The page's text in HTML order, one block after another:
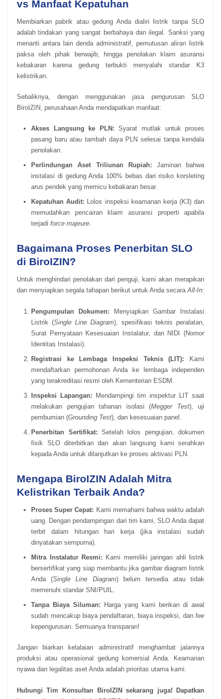
vs Manfaat Kepatuhan
Membiarkan pabrik atau gedung Anda dialiri listrik tanpa SLO
adalah tindakan yang sangat berbahaya dan ilegal. Sanksi yang
menanti antara lain denda administratif, pemutusan aliran listrik
paksa oleh pihak berwajib, hingga penolakan klaim asuransi
kebakaran karena gedung terbukti menyalahi standar K3
kelistrikan.
Sebaliknya, dengan menggunakan jasa pengurusan SLO
BiroIZIN, perusahaan Anda mendapatkan manfaat:
Akses Langsung ke PLN: Syarat mutlak untuk proses
pasang baru atau tambah daya PLN selesai tanpa kendala
penolakan.
Perlindungan Aset Triliunan Rupiah: Jaminan bahwa
instalasi di gedung Anda 100% bebas dari risiko korsleting
arus pendek yang memicu kebakaran besar.
Kepatuhan Audit: Lolos inspeksi keamanan kerja (K3) dan
memudahkan pencairan klaim asuransi properti apabila
terjadiforce majeure.
Bagaimana Proses Penerbitan SLO
di BiroIZIN?
Untuk menghindari penolakan dari penguji, kami akan merapikan
dan menyiapkan segala tahapan berikut untuk Anda secaraAll-In:
Pengumpulan Dokumen: Menyiapkan Gambar Instalasi
Listrik (Single Line Diagram), spesifikasi teknis peralatan,
Surat Pernyataan Kesesuaian Instalatur, dan NIDI (Nomor
Identitas Instalasi).
Registrasi ke Lembaga Inspeksi Teknis (LIT): Kami
mendaftarkan permohonan Anda ke lembaga independen
yang terakreditasi resmi oleh Kementerian ESDM.
Inspeksi Lapangan: Mendampingi tim inspektur LIT saat
melakukan pengujian tahanan isolasi (Megger Test), uji
pembumian (Grounding Test), dan kesesuaian panel.
Penerbitan Sertifikat: Setelah lolos pengujian, dokumen
fisik SLO diterbitkan dan akan langsung kami serahkan
kepada Anda untuk dilanjutkan ke proses aktivasi PLN.
Mengapa BiroIZIN Adalah Mitra
Kelistrikan Terbaik Anda?
Proses Super Cepat: Kami memahami bahwa waktu adalah
uang. Dengan pendampingan dari tim kami, SLO Anda dapat
terbit dalam hitungan hari kerja (jika instalasi sudah
dinyatakan sempurna).
Mitra Instalatur Resmi: Kami memiliki jaringan ahli listrik
bersertifikat yang siap membantu jika gambar diagram listrik
Anda (Single Line Diagram) belum tersedia atau tidak
memenuhi standar SNI/PUIL.
Tanpa Biaya Siluman: Harga yang kami berikan di awal
sudah mencakup biaya pendaftaran, biaya inspeksi, danfee
kepengurusan. Semuanya transparan!
Jangan biarkan kelalaian administratif menghambat jalannya
produksi atau operasional gedung komersial Anda. Keamanan
nyawa dan legalitas aset Anda adalah prioritas utama kami.
Hubungi Tim Konsultan BiroIZIN sekarang juga! Dapatkan